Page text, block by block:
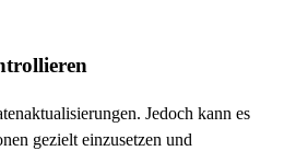
Jedoch kann es
gezielt einzusetzen und